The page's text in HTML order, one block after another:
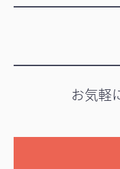
お気軽